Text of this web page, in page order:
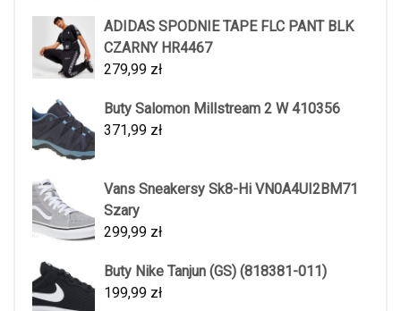
ADIDAS SPODNIE TAPE FLC PANT BLK
CZARNY HR4467
279,99 zł
Buty Salomon Millstream 2 W 410356
371,99 zł
Vans Sneakersy Sk8-Hi VN0A4UI2BM71
Szary
299,99 zł
Buty Nike Tanjun (GS) (818381-011)
199,99 zł